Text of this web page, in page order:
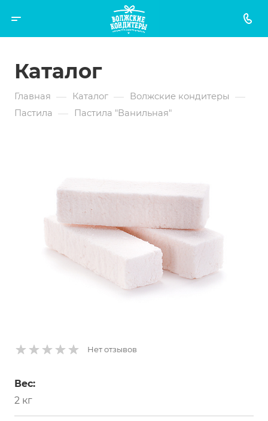
Каталог
Главная — Каталог — Волжские кондитеры —
Пастила — Пастила "Ванильная"
Нет отзывов
Вес:
2 кг